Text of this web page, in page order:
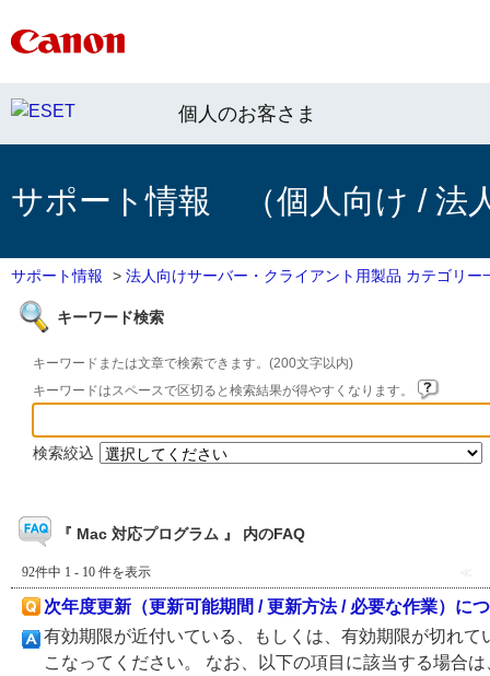
個人のお客さま
サポート情報 （個人向け / 法
サポート情報 > 法人向けサーバー・クライアント用製品 カテゴリー
キーワード検索
キーワードまたは文章で検索できます。(200文字以内)
キーワードはスペースで区切ると検索結果が得やすくなります。
検索絞込
『 Mac 対応プログラム 』 内のFAQ
92件中 1 - 10 件を表示 ≪
次年度更新（更新可能期間 / 更新方法 / 必要な作業）に
有効期限が近付いている、もしくは、有効期限が切れ
こなってください。 なお、以下の項目に該当する場合